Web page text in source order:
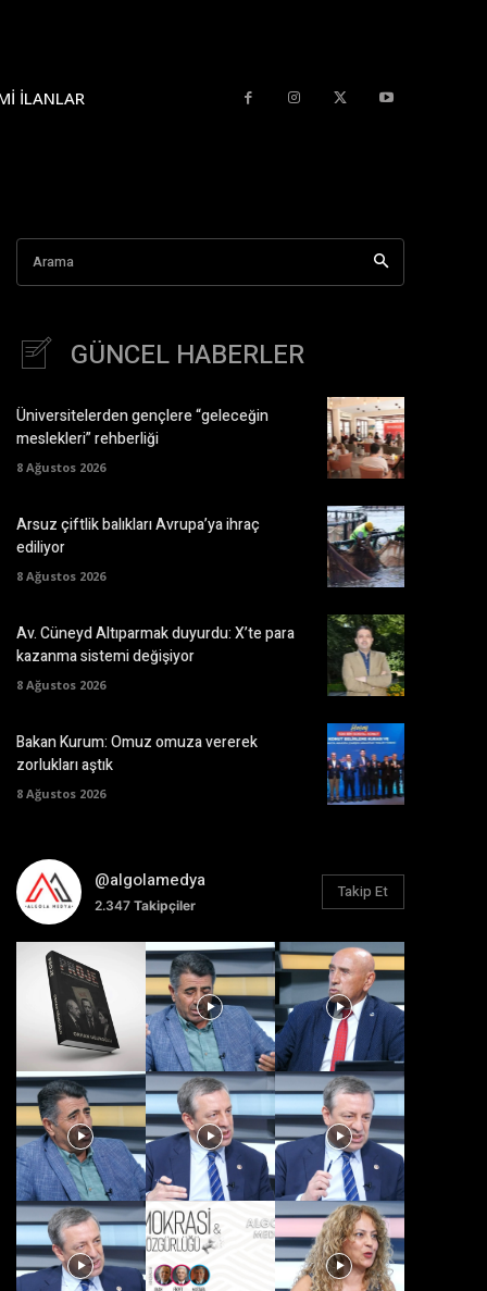
İLANLAR
Arama
GÜNCEL HABERLER
Üniversitelerden gençlere “geleceğin
meslekleri” rehberliği
8 Ağustos 2026
Arsuz çiftlik balıkları Avrupa’ya ihraç
ediliyor
8 Ağustos 2026
Av. Cüneyd Altıparmak duyurdu: X’te para
kazanma sistemi değişiyor
8 Ağustos 2026
Bakan Kurum: Omuz omuza vererek
zorlukları aştık
8 Ağustos 2026
@algolamedya
2.347Takipçiler
Takip Et